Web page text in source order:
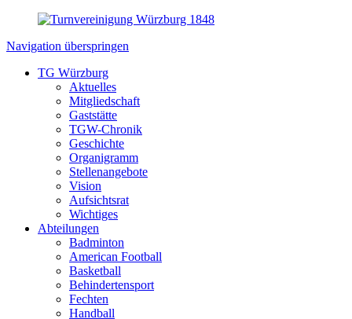
Navigation überspringen
TG Würzburg
Aktuelles
Mitgliedschaft
Gaststätte
TGW-Chronik
Geschichte
Organigramm
Stellenangebote
Vision
Aufsichtsrat
Wichtiges
Abteilungen
Badminton
American Football
Basketball
Behindertensport
Fechten
Handball